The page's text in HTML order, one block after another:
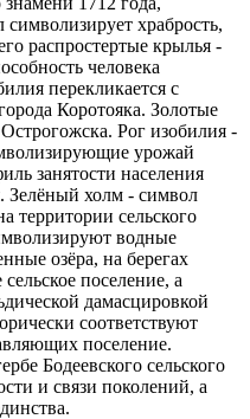
храбрость,
распростертые крылья -
человека
перекликается с
Коротояка. Золотые
Рог изобилия -
урожай
занятости населения
Зелёный холм - символ
территории сельского
водные
озёра, на берегах
поселение, а
дамасцировкой
соответствуют
поселение.
Бодеевского сельского
и связи поколений, а